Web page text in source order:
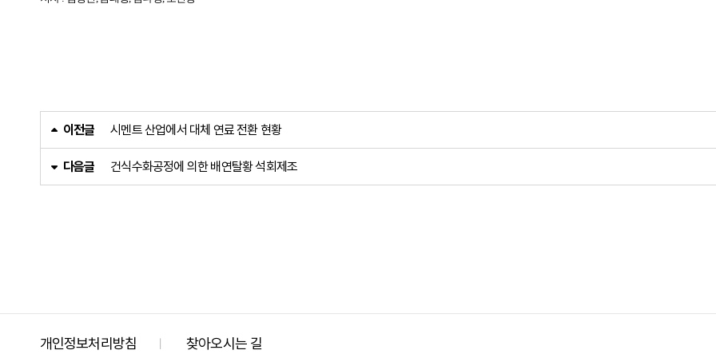
이전글 시멘트 산업에서 대체 연료 전환 현황
다음글 건식수화공정에 의한 배연탈황 석회제조
개인정보처리방침 찾아오시는 길